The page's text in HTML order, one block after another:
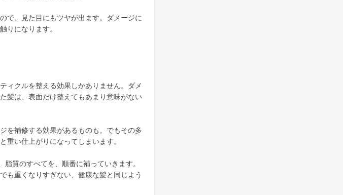
で、見た目にもツヤが出ます。ダメージに
りになります。
ィクルを整える効果しかありません。ダメ
髪は、表面だけ整えてもあまり意味がない
を補修する効果があるものも。でもその多
重い仕上がりになってしまいます。
質のすべてを、順番に補っていきます。
も重くなりすぎない、健康な髪と同じよう